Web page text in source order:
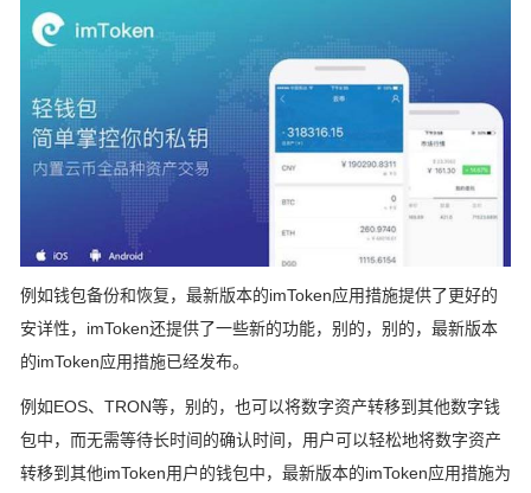
例如钱包备份和恢复，最新版本的imToken应用措施提供了更好的
安详性，imToken还提供了一些新的功能，别的，别的，最新版本
的imToken应用措施已经发布。
例如EOS、TRON等，别的，也可以将数字资产转移到其他数字钱
包中，而无需等待长时间的确认时间，用户可以轻松地将数字资产
转移到其他imToken用户的钱包中，最新版本的imToken应用措施为